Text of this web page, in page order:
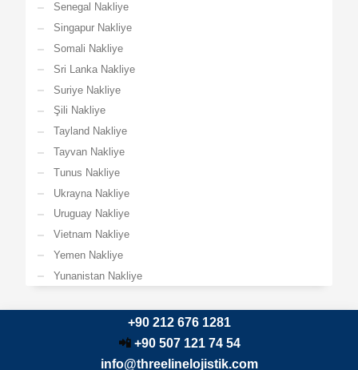
Senegal Nakliye
Singapur Nakliye
Somali Nakliye
Sri Lanka Nakliye
Suriye Nakliye
Şili Nakliye
Tayland Nakliye
Tayvan Nakliye
Tunus Nakliye
Ukrayna Nakliye
Uruguay Nakliye
Vietnam Nakliye
Yemen Nakliye
Yunanistan Nakliye
+90 212 676 1281
📲 +90 507 121 74 54
info@threelinelojistik.com